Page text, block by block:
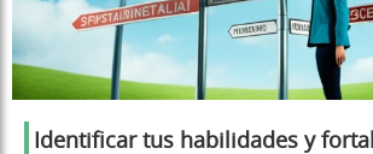
Identificar tus habilidades y